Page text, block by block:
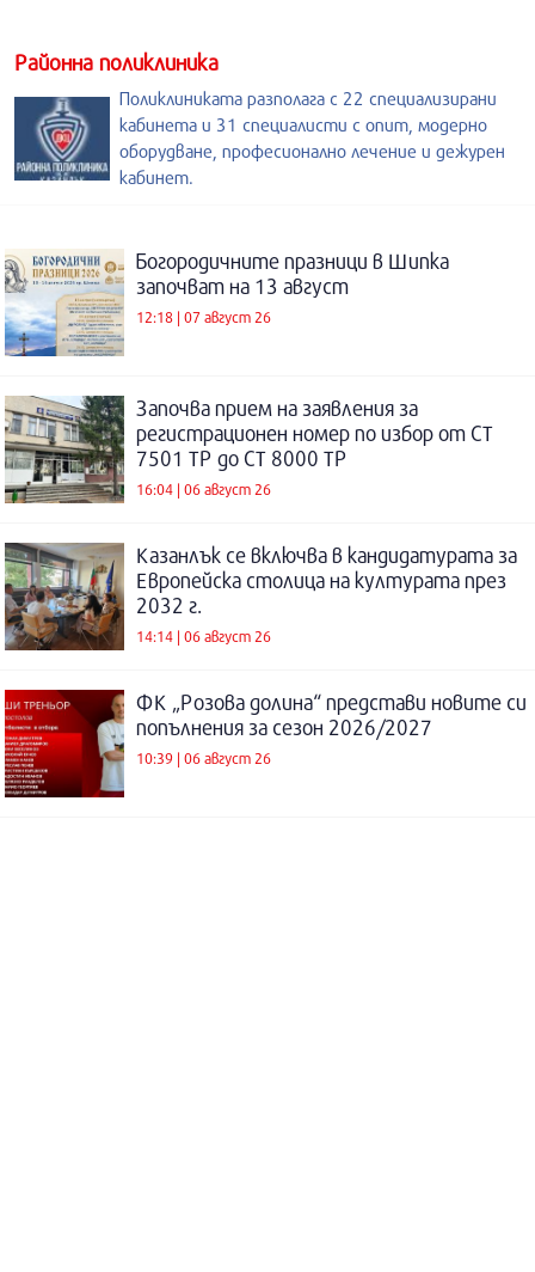
Районна поликлиника
Поликлиниката разполага с 22 специализирани
кабинета и 31 специалисти с опит, модерно
оборудване, професионално лечение и дежурен
кабинет.
Богородичните празници в Шипка
започват на 13 август
12:18 | 07 август 26
Започва прием на заявления за
регистрационен номер по избор от СТ
7501 ТР до СТ 8000 ТР
16:04 | 06 август 26
Казанлък се включва в кандидатурата за
Европейска столица на културата през
2032 г.
14:14 | 06 август 26
ФК „Розова долина“ представи новите си
попълнения за сезон 2026/2027
10:39 | 06 август 26